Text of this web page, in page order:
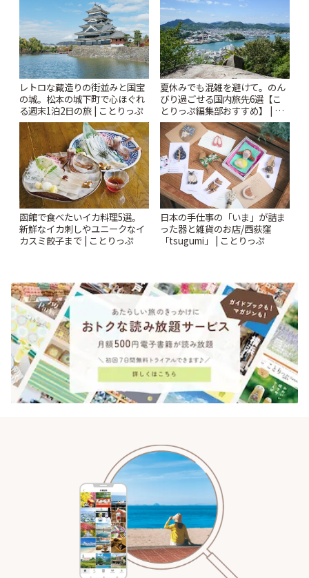
レトロな蔵造りの街並みと国宝
の城。松本の城下町で心ほぐれ
る週末1泊2日の旅 | ことりっぷ
夏休みでも混雑を避けて。のん
びり過ごせる国内旅先6選【こ
とりっぷ編集部おすすめ】 | こ
とりっぷ
函館で食べたいイカ料理5選。
新鮮なイカ刺しやユニークなイ
カスミ餃子まで | ことりっぷ
日本の手仕事の「いま」が詰ま
った器と雑貨のお店/西荻窪
「tsugumi」 | ことりっぷ